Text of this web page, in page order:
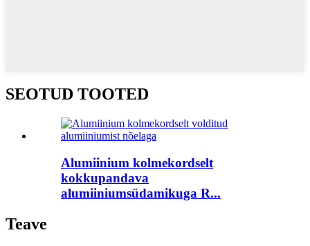
SEOTUD TOOTED
Alumiinium kolmekordselt
kokkupandava
alumiiniumsüdamikuga R...
Teave